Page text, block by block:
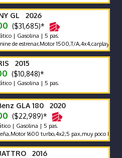
GL 2026
($31,685)*
| Gasolina | 5 pas.
estrenar,Motor 1500,T/
2015
($10,848)*
| Gasolina | 5 pas.
GLA 180 2020
($22,989)*
| Gasolina | 5 pas.
1600 turbo,4x2,5 pax,muy poco km 65000
2016